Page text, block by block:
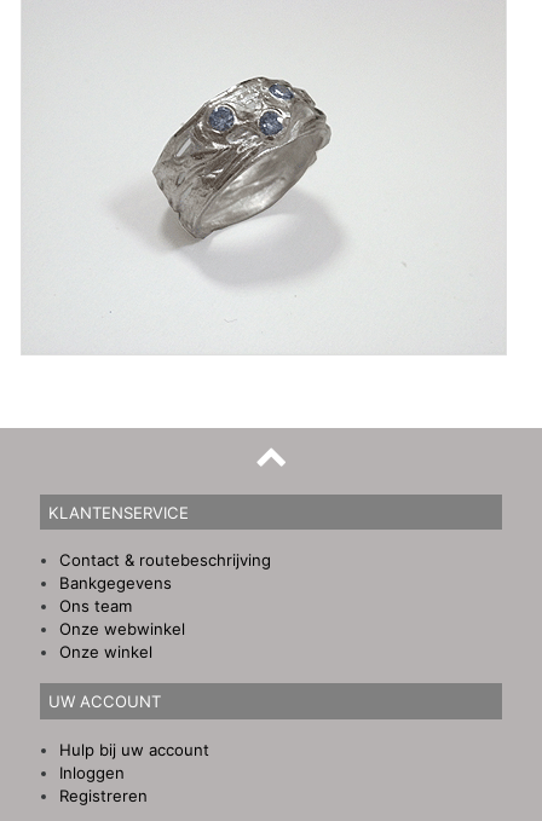
KLANTENSERVICE
Contact & routebeschrijving
Bankgegevens
Ons team
Onze webwinkel
Onze winkel
UW ACCOUNT
Hulp bij uw account
Inloggen
Registreren